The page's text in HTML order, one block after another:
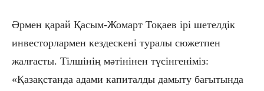
Әрмен қарай Қасым-Жомарт Тоқаев ірі шетелдік
инвесторлармен кездескені туралы сюжетпен
жалғасты. Тілшінің мәтінінен түсінгеніміз:
«Қазақстанда адами капиталды дамыту бағытында